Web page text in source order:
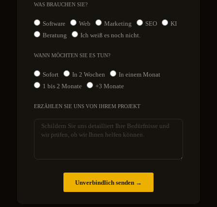
WAS BRAUCHEN SIE?
Software Web Marketing SEO
KI
Beratung
Ich weiß es noch nicht.
WANN MÖCHTEN SIE ES TUN?
Sofort In 2 Wochen
In einem Monat
1 bis 2 Monate
+3 Monate
ERZÄHLEN SIE UNS VON IHREM PROJEKT
Unverbindlich senden →